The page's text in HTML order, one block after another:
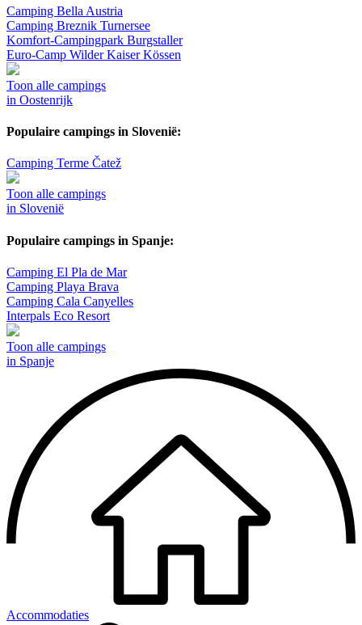
Camping Bella Austria
Camping Breznik Turnersee
Komfort-Campingpark Burgstaller
Euro-Camp Wilder Kaiser Kössen
Toon alle campings
in Oostenrijk
Populaire campings in Slovenië:
Camping Terme Čatež
Toon alle campings
in Slovenië
Populaire campings in Spanje:
Camping El Pla de Mar
Camping Playa Brava
Camping Cala Canyelles
Interpals Eco Resort
Toon alle campings
in Spanje
Accommodaties